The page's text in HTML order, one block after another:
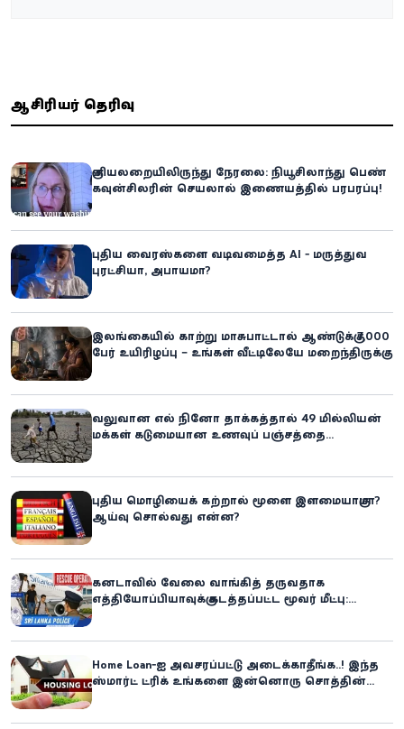
ஆசிரியர் தெரிவு
குளியலறையிலிருந்து நேரலை: நியூசிலாந்து பெண்
கவுன்சிலரின் செயலால் இணையத்தில் பரபரப்பு!
புதிய வைரஸ்களை வடிவமைத்த AI - மருத்துவ
புரட்சியா, அபாயமா?
இலங்கையில் காற்று மாசுபாட்டால் ஆண்டுக்கு 7,000
பேர் உயிரிழப்பு – உங்கள் வீட்டிலேயே மறைந்திருக்கும்
வலுவான எல் நினோ தாக்கத்தால் 49 மில்லியன்
மக்கள் கடுமையான உணவுப் பஞ்சத்தை
புதிய மொழியைக் கற்றால் மூளை இளமையாகுமா?
ஆய்வு சொல்வது என்ன?
கனடாவில் வேலை வாங்கித் தருவதாக
எத்தியோப்பியாவுக்கு கடத்தப்பட்ட மூவர் மீட்பு:
Home Loan-ஐ அவசரப்பட்டு அடைக்காதீங்க..! இந்த
ஸ்மார்ட் ட்ரிக் உங்களை இன்னொரு சொத்தின்